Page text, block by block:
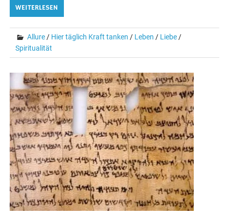
WEITERLESEN
Allure/ Hier täglich Kraft tanken / Leben / Liebe/
Spiritualität